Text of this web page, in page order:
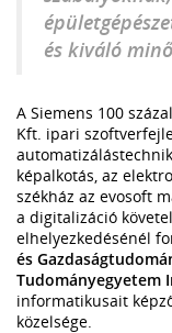
és kiváló
A Siemens 100
Kft. ipari
képalkotás, az
székház az evosoft
a digitalizáció
elhelyezkedésénél
és
Tudományegyetem
informatikusait
közelsége.